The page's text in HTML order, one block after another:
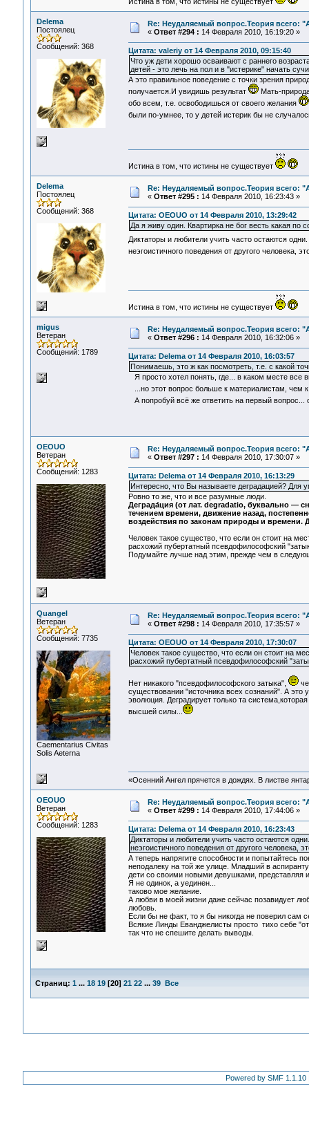
Delema
Постоялец
Сообщений: 368
Re: Неудаляемый вопрос.Теория всего:
« Ответ #294 : 14 Февраля 2010, 16:19:20 »
Цитата: valeriy от 14 Февраля 2010, 09:15:40
Что уж дети хорошо осваивают с раннего
детей - это лечь на пол и в "истерике" начать
А это правильное поведение с точки зрения
получается.И увидишь результат
Мать-
обо всем, т.е. освободишься от своего желания
были по-умнее, то у детей истерик бы не
Истина в том, что истины не существует
Delema
Постоялец
Сообщений: 368
Re: Неудаляемый вопрос.Теория всего:
« Ответ #295 : 14 Февраля 2010, 16:23:43 »
Цитата: OEOUO от 14 Февраля 2010, 13:29:42
Да я живу один. Квартирка не бог весть какая по
Диктаторы и любители учить часто остаются
неэгоистичного поведения от другого человека,
Истина в том, что истины не существует
migus
Ветеран
Сообщений: 1789
Re: Неудаляемый вопрос.Теория всего:
« Ответ #296 : 14 Февраля 2010, 16:32:06 »
Цитата: Delema от 14 Февраля 2010, 16:03:57
Понимаешь, это ж как посмотреть, т.е. с какой
Я просто хотел понять, где... в каком месте все
...но этот вопрос больше к материалистам, чем
А попробуй всё же ответить на первый
OEOUO
Ветеран
Сообщений: 1283
Re: Неудаляемый вопрос.Теория всего:
« Ответ #297 : 14 Февраля 2010, 17:30:07 »
Цитата: Delema от 14 Февраля 2010, 16:13:29
Интересно, что Вы называете деградацией? Для
Ровно то же, что и все разумные люди.
Деграда́ция (от лат. degradatio, буквально —
течением времени, движение назад,
воздействия по законам природы и времени.
Человек такое существо, что если он стоит на
расхожий пубертатный псевдофилософский
Подумайте лучше над этим, прежде чем в
Quangel
Ветеран
Сообщений: 7735
Сaementarius Civitas
Solis Aeterna
Re: Неудаляемый вопрос.Теория всего:
« Ответ #298 : 14 Февраля 2010, 17:35:57 »
Цитата: OEOUO от 14 Февраля 2010, 17:30:07
Человек такое существо, что если он стоит на
расхожий пубертатный псевдофилософский
Нет никакого "псевдофилософского затыка",
существовании "источника всех сознаний". А это
эволюция. Деградирует только та
высшей силы...
«Осенний Ангел прячется в дождях. В листве
OEOUO
Ветеран
Сообщений: 1283
Re: Неудаляемый вопрос.Теория всего:
« Ответ #299 : 14 Февраля 2010, 17:44:06 »
Цитата: Delema от 14 Февраля 2010, 16:23:43
Диктаторы и любители учить часто остаются
неэгоистичного поведения от другого человека,
А теперь напрягите способности и попытайтесь
неподалеку на той же улице. Младший в
дети со своими новыми девушками, представляя
Я не одинок, а уединен...
таково мое желание.
А любви в моей жизни даже сейчас позавидует
любовь.
Если бы не факт, то я бы никогда не поверил сам
Всякие Линды Еванджелисты просто тихо себе
так что не спешите делать выводы.
Страниц: 1 ... 18 19[20] 21 22 ... 39 Все
Powered by SMF 1.1.10